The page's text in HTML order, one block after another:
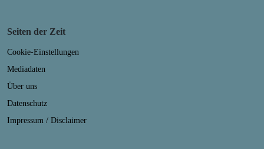
Seiten der Zeit
Cookie-Einstellungen
Mediadaten
Über uns
Datenschutz
Impressum / Disclaimer